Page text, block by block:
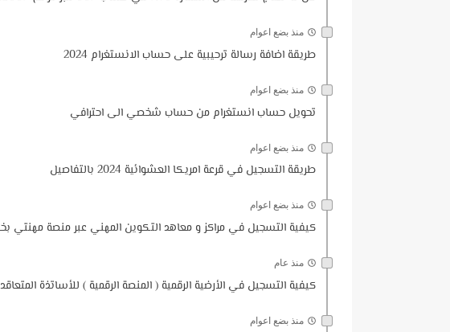
منذ بضع اعوام
طريقة اضافة رسالة ترحيبية على حساب الانستغرام 2024
منذ بضع اعوام
تحويل حساب انستغرام من حساب شخصي الى احترافي
منذ بضع اعوام
طريقة التسجيل في قرعة امريكا العشوائية 2024 بالتفاصيل
منذ بضع اعوام
كيفية التسجيل في مراكز و معاهد التكوين المهني عبر منصة مهنتي
منذ عام
كيفية التسجيل في الأرضية الرقمية ( المنصة الرقمية ) للأساتذة
منذ بضع اعوام